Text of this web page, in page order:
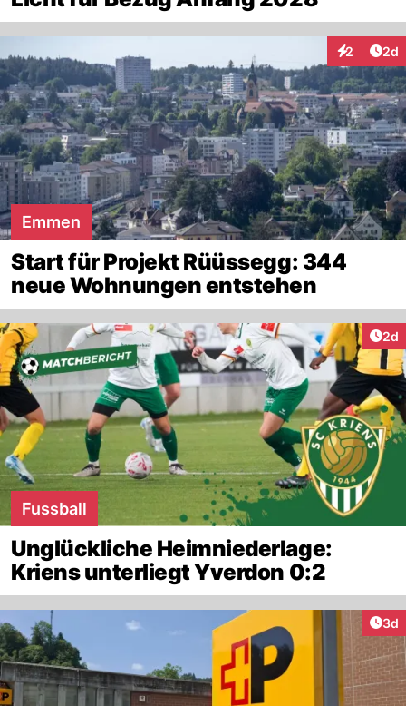
2 2d
Emmen
Start für Projekt Rüüssegg: 344
neue Wohnungen entstehen
2d
Fussball
Unglückliche Heimniederlage:
Kriens unterliegt Yverdon 0:2
3d